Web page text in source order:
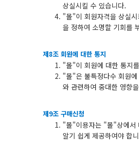
상실시킬 수 있습니다.
"몰"이 회원자격을 상실
을 정하여 소명할 기회를
제8조 회원에 대한 통지
"몰"이 회원에 대한 통지
"몰"은 불특정다수 회원
와 관련하여 중대한 영향
제9조 구매신청
"몰"이용자는 "몰"상에서
알기 쉽게 제공하여야 합